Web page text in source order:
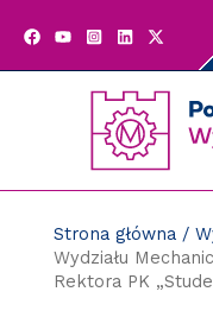
Strona główna/
Wydziału
Rektora PK